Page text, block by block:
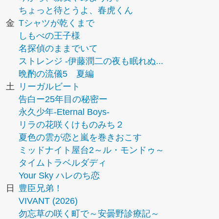
ちょっと待とうよ、春虎くん
金 Tシャツが乾くまで
しもべの王子様
名探偵のままでいて
ストレンジ -伊藤潤二の夜も眠れぬ...
晩酌の流儀5 夏編
土
リーガルビート
告白ー25年目の秘密ー
永久少年-Eternal Boys-
リラの花咲くけものみち２
夏色の雲が恋と嵐を巻きおこす
ミッドナイト屋台2～ル・モンドゥ～
タイムトラベルダディ
Your Sky ハレのち恋
日
豊臣兄弟！
VIVANT (2026)
勿忘草の咲く町で～安曇野診療記～